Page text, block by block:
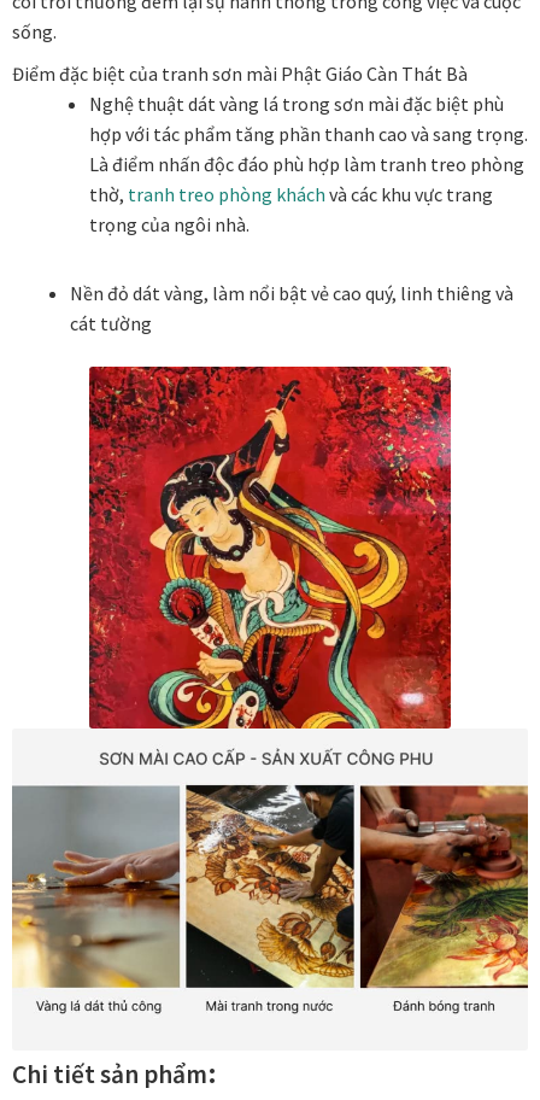
Đóng khung tranh canvas – tranh sơn dầu
Đóng khung tranh đính đá
Đóng khung tranh kính cho tranh ảnh, giấy mỹ thuật,
poster, bản vẽ tay
Đóng khung tranh sơn mài
Giới Thiệu Mia Home
Homepage Test
In tranh treo tường theo yêu cầu
Fine Art Giclée Printing
In ảnh theo yêu cầu
In tranh canvas theo yêu cầu
In tranh dán tường theo yêu cầu
in tranh mica
Khung ảnh
sống.
Điểm đặc biệt của tranh sơn mài Phật Giáo Càn Thát Bà
Nghệ thuật dát vàng lá trong sơn mài đặc biệt phù
hợp với tác phẩm tăng phần thanh cao và sang trọng.
Là điểm nhấn độc đáo phù hợp làm tranh treo phòng
thờ, tranh treo phòng khách và các khu vực trang
trọng của ngôi nhà.
Nền đỏ dát vàng, làm nổi bật vẻ cao quý, linh thiêng và
cát tường
Chi tiết sản phẩm: